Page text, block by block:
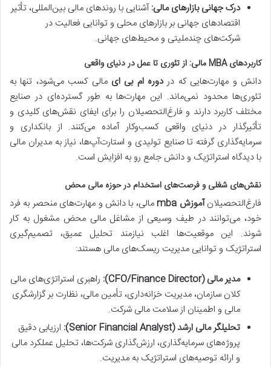
درک جهانی بازارهای مالی: آشنایی با روندهای مالی بین‌المللی، تأثیر
اقتصادهای جهانی بر بازارهای محلی و توانایی فعالیت در
شرکت‌های چندملیتی و محیط‌های جهانی.
کاربردهای MBA مالی: از تئوری تا عمل در دنیای واقعی
دانش و مهارت‌هایی که در دوره ام بی ای مالی کسب می‌شود، تنها به
تئوری‌ها محدود نمی‌ماند. این مهارت‌ها به طور گسترده‌ای در صنایع
مختلف کاربرد دارند و فارغ‌التحصیلان را برای ایفای نقش‌های کلیدی و
تأثیرگذار در دنیای واقعی کسب‌وکار آماده می‌کنند. از بانکداری و
سرمایه‌گذاری گرفته تا صنایع تولیدی و استارت‌آپ‌ها، نیاز به مدیران مالی
با دیدگاه استراتژیک و دانش جامع رو به افزایش است.
نقش‌های شغلی و فرصت‌های استخدام در حوزه مالی محض
فارغ‌التحصیلان آموزش mba
مالی، با دانش و مهارت‌های منحصر به فرد
خود، می‌توانند در طیف وسیعی از مشاغل مالی محض مشغول به کار
شوند. این موقعیت‌ها اغلب نیازمند تحلیل عمیق، تصمیم‌گیری
استراتژیک و توانایی مدیریت ریسک‌های مالی هستند:
مدیر مالی (CFO/Finance Director):
راهبری استراتژی‌های مالی
کلان سازمان، مدیریت خزانه‌داری، تأمین مالی، نظارت بر گزارشگری
مالی و اطمینان از سلامت مالی شرکت.
تحلیلگر مالی ارشد (Senior Financial Analyst):
ارزیابی دقیق
پروژه‌های سرمایه‌گذاری، ارزش‌گذاری شرکت‌ها، تحلیل عملکرد مالی
و ارائه توصیه‌های استراتژیک به مدیریت.